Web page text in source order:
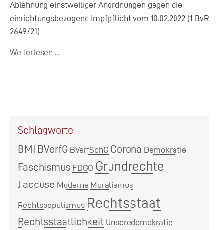
Ablehnung einstweiliger Anordnungen gegen die
einrichtungsbezogene Impfpflicht vom 10.02.2022 (1 BvR
2649/21)
Weiterlesen …
die
Wissenschaft
Schlagworte
BMI
BVerfG BVerfSchG Corona Demokratie
Faschismus FDGO Grundrechte
J’accuse Moderne Moralismus
Rechtspopulismus Rechtsstaat
Rechtsstaatlichkeit Unseredemokratie